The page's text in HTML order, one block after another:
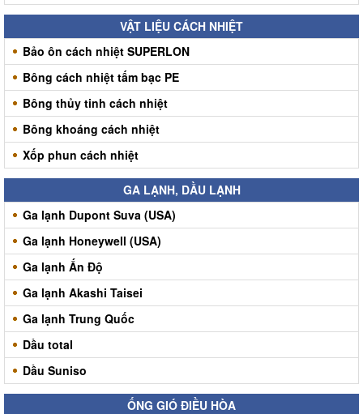
VẬT LIỆU CÁCH NHIỆT
Bảo ôn cách nhiệt SUPERLON
Bông cách nhiệt tấm bạc PE
Bông thủy tinh cách nhiệt
Bông khoáng cách nhiệt
Xốp phun cách nhiệt
GA LẠNH, DẦU LẠNH
Ga lạnh Dupont Suva (USA)
Ga lạnh Honeywell (USA)
Ga lạnh Ấn Độ
Ga lạnh Akashi Taisei
Ga lạnh Trung Quốc
Dầu total
Dầu Suniso
ỐNG GIÓ ĐIỀU HÒA